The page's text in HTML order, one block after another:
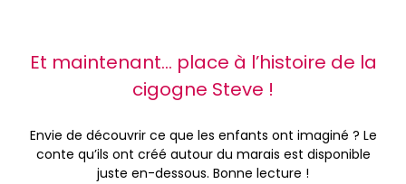
Et maintenant… place à l’histoire de la
cigogne Steve !
Envie de découvrir ce que les enfants ont imaginé ? Le
conte qu’ils ont créé autour du marais est disponible
juste en-dessous. Bonne lecture !